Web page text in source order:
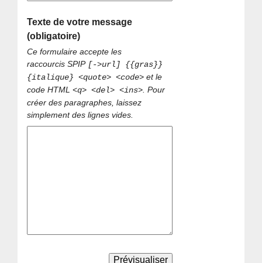
Texte de votre message
(obligatoire)
Ce formulaire accepte les
raccourcis SPIP [->url] {{gras}}
{italique} <quote> <code> et le
code HTML<q> <del> <ins>. Pour
créer des paragraphes, laissez
simplement des lignes vides.